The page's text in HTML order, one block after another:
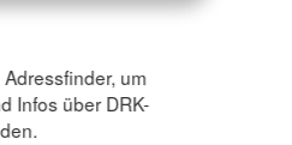
um
Infos über DRK-